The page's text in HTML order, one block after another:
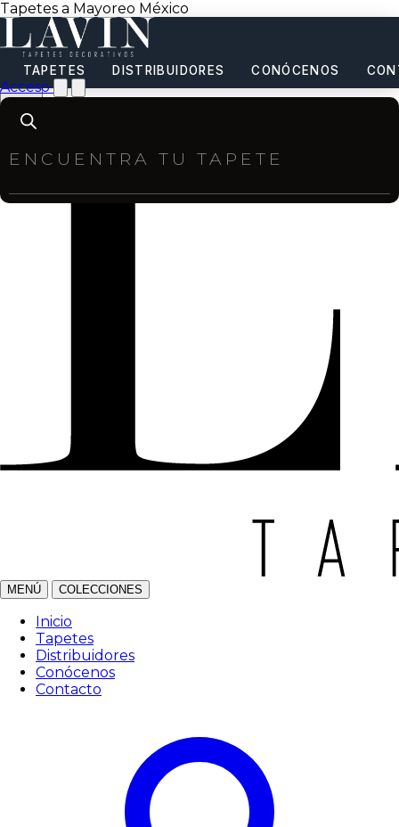
Tapetes a Mayoreo México
TAPETES DISTRIBUIDORES CONÓCENOS
Acceso
Products
search
MENÚ COLECCIONES
Inicio
Tapetes
Distribuidores
Conócenos
Contacto